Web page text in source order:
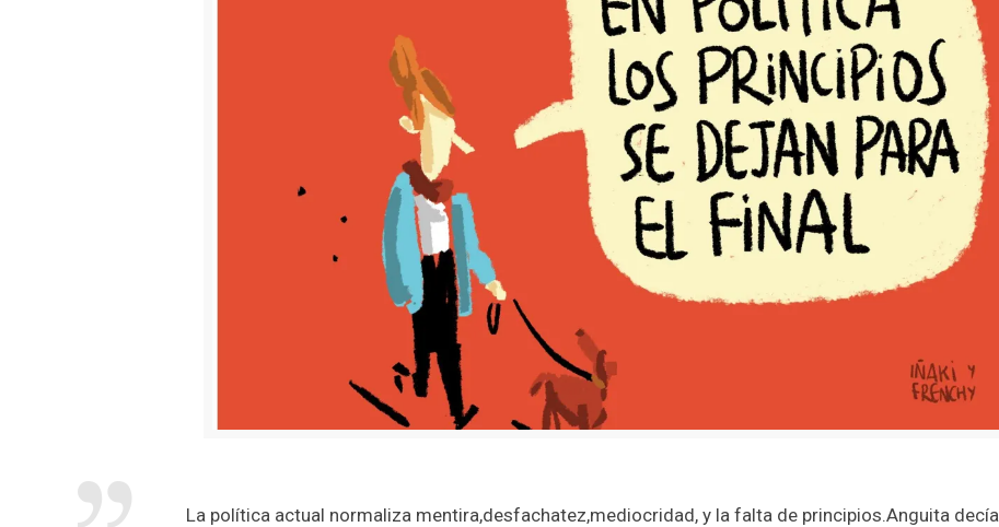
La política actual normaliza mentira,desfachatez,mediocridad, y la falta de principios.Anguita decía